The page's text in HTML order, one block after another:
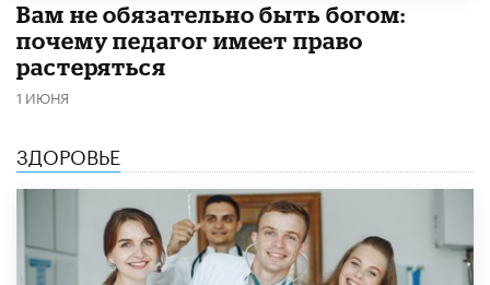
​Вам не обязательно быть богом:
почему педагог имеет право
растеряться
1 ИЮНЯ
ЗДОРОВЬЕ